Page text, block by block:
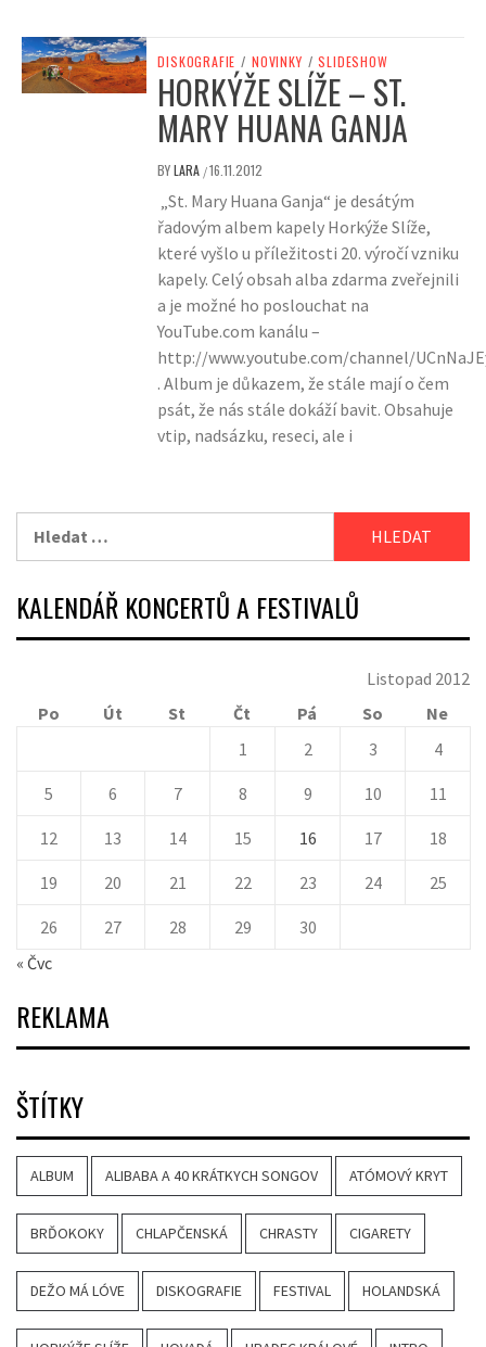
DISKOGRAFIE / NOVINKY / SLIDESHOW
HORKÝŽE SLÍŽE – ST.
MARY HUANA GANJA
BYLARA /16.11.2012
„St. Mary Huana Ganja“ je desátým
řadovým albem kapely Horkýže Slíže,
které vyšlo u příležitosti 20. výročí vzniku
kapely. Celý obsah alba zdarma zveřejnili
a je možné ho poslouchat na
YouTube.com kanálu –
http://www.youtube.com/channel/
. Album je důkazem, že stále mají o čem
psát, že nás stále dokáží bavit. Obsahuje
vtip, nadsázku, reseci, ale i
KALENDÁŘ KONCERTŮ A FESTIVALŮ
Listopad 2012
Po
Út St Čt Pá So
Ne
1
2 3 4
5 6 7 8 9 10 11
12 13 14 15 16 17 18
19 20 21 22 23 24 25
26 27 28 29
30
« Čvc
REKLAMA
ŠTÍTKY
ALBUM ALIBABA A 40 KRÁTKYCH SONGOV ATÓMOVÝ KRYT
BRĎOKOKY CHLAPČENSKÁ CHRASTY CIGARETY
DEŽO MÁ LÓVE DISKOGRAFIE FESTIVAL HOLANDSKÁ